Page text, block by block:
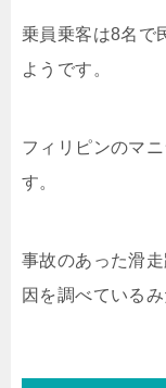
乗員乗客は8名で
ようです。
フィリピンのマ
す。
事故のあった滑
因を調べているみ